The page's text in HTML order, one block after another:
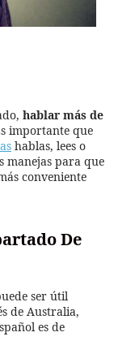
hablar más de
importante que
hablas, lees o
manejas para que
conveniente
De
ser útil
de Australia,
es de